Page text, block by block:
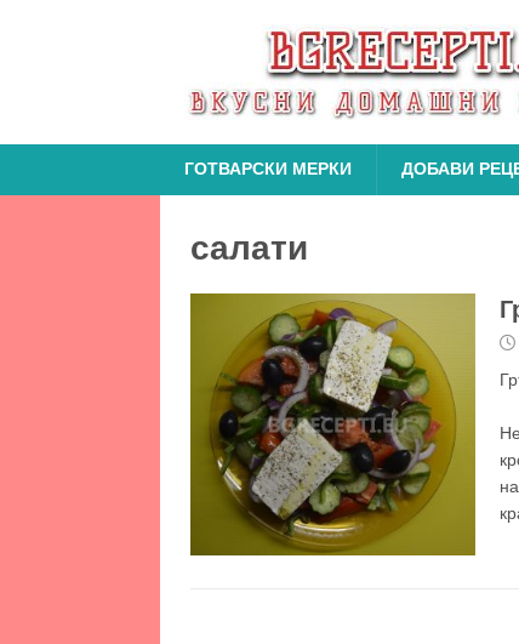
ГОТВАРСКИ МЕРКИ ДОБАВИ
салати